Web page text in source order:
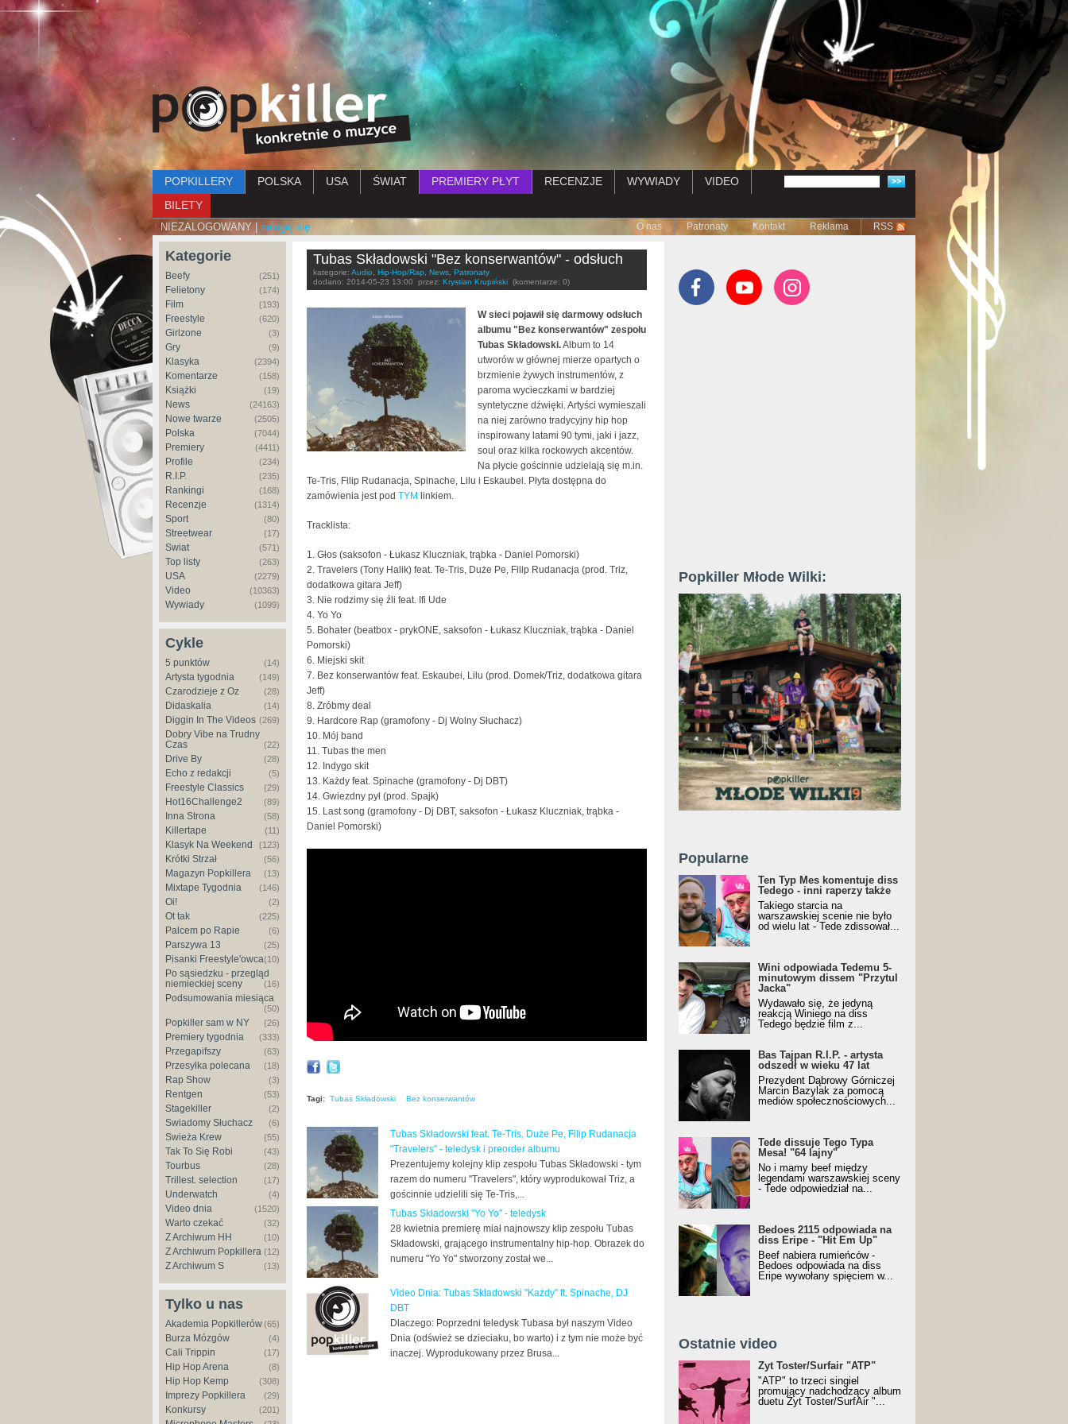
Przejdź do treści
Menu główne
POPKILLERY POLSKA USA ŚWIAT PREMIERY PŁYT RECENZJE WYWIADY
VIDEO
BILETY
NIEZALOGOWANY | zaloguj się Submenu
O nas Patronaty Kontakt Reklama RSS
Kategorie
Beefy (251)
Felietony (174)
Film (193)
Freestyle (620)
Girlzone (3)
Gry (9)
Klasyka (2394)
Komentarze (158)
Książki (19)
News (24163)
Nowe twarze (2505)
Polska (7044)
Premiery (4411)
Profile (234)
R.I.P. (235)
Rankingi (168)
Recenzje (1314)
Sport (80)
Streetwear (17)
Świat (571)
Top listy (263)
USA (2279)
Video (10363)
Wywiady (1099)
Cykle
5 punktów (14)
Artysta tygodnia (149)
Czarodzieje z Oz (28)
Didaskalia (14)
Diggin In The Videos (269)
Dobry Vibe na Trudny
Czas
(22)
Drive By (28)
Echo z redakcji (5)
Freestyle Classics (29)
Hot16Challenge2 (89)
Inna Strona (58)
Killertape (11)
Klasyk Na Weekend (123)
Krótki Strzał (56)
Magazyn Popkillera (13)
Mixtape Tygodnia (146)
Oi! (2)
Ot tak (225)
Palcem po Rapie (6)
Parszywa 13 (25)
Pisanki Freestyle'owca(10)
Po sąsiedzku - przegląd
niemieckiej sceny
(16)
Podsumowania miesiąca
(50)
Popkiller sam w NY (26)
Premiery tygodnia (333)
Przegapifszy (63)
Przesyłka polecana (18)
Rap Show (3)
Rentgen (53)
Stagekiller (2)
Świadomy Słuchacz (6)
Świeża Krew (55)
Tak To Się Robi (43)
Tourbus (28)
Trillest. selection (17)
Underwatch (4)
Video dnia (1520)
Warto czekać (32)
Z Archiwum HH (10)
Z Archiwum Popkillera (12)
Z Archiwum S (13)
Tylko u nas
Akademia Popkillerów(65)
Burza Mózgów (4)
Cali Trippin (17)
Hip Hop Arena (8)
Hip Hop Kemp (308)
Imprezy Popkillera (29)
Konkursy (201)
Tubas Składowski "Bez konserwantów" - odsłuch
kategorie: Audio Hip-Hop/Rap News Patronaty
dodano: 2014-05-23 13:00 przez: Krystian Krupiński (komentarze: 0)
W sieci pojawił się darmowy odsłuch
albumu "Bez konserwantów" zespołu
Tubas Składowski.Album to 14
utworów w głównej mierze opartych o
brzmienie żywych instrumentów, z
paroma wycieczkami w bardziej
syntetyczne dźwięki. Artyści wymieszali
na niej zarówno tradycyjny hip hop
inspirowany latami 90 tymi, jaki i jazz,
soul oraz kilka rockowych akcentów.
Na płycie gościnnie udzielają się m.in.
Te-Tris, Filip Rudanacja, Spinache, Lilu i Eskaubei. Płyta dostępna do
zamówienia jest pod TYM linkiem.
Tracklista:
1. Głos (saksofon - Łukasz Kluczniak, trąbka - Daniel Pomorski)
2. Travelers (Tony Halik) feat. Te-Tris, Duże Pe, Filip Rudanacja (prod. Triz,
dodatkowa gitara Jeff)
3. Nie rodzimy się źli feat. Ifi Ude
4. Yo Yo
5. Bohater (beatbox - prykONE, saksofon - Łukasz Kluczniak, trąbka - Daniel
Pomorski)
6. Miejski skit
7. Bez konserwantów feat. Eskaubei, Lilu (prod. Domek/Triz, dodatkowa gitara
Jeff)
8. Zróbmy deal
9. Hardcore Rap (gramofony - Dj Wolny Słuchacz)
10. Mój band
11. Tubas the men
12. Indygo skit
13. Każdy feat. Spinache (gramofony - Dj DBT)
14. Gwiezdny pył (prod. Spajk)
15. Last song (gramofony - Dj DBT, saksofon - Łukasz Kluczniak, trąbka -
Daniel Pomorski)
Tagi: Tubas Składowski Bez konserwantów
Tubas Składowski feat. Te-Tris, Duże Pe, Filip Rudanacja
"Travelers" - teledysk i preorder albumu
Prezentujemy kolejny klip zespołu Tubas Składowski - tym
razem do numeru "Travelers", który wyprodukował Triz, a
gościnnie udzielili się Te-Tris,...
Tubas Składowski "Yo Yo" - teledysk
28 kwietnia premierę miał najnowszy klip zespołu Tubas
Składowski, grającego instrumentalny hip-hop. Obrazek do
numeru "Yo Yo" stworzony został we...
Video Dnia: Tubas Składowski "Każdy" ft. Spinache, DJ
DBT
Dlaczego: Poprzedni teledysk Tubasa był naszym Video
Dnia (odśwież se dzieciaku, bo warto) i z tym nie może być
inaczej. Wyprodukowany przez Brusa...
Popkiller Młode Wilki:
Popularne
Ten Typ Mes komentuje diss
Tedego - inni raperzy także
Takiego starcia na
warszawskiej scenie nie było
od wielu lat - Tede zdissował...
Wini odpowiada Tedemu 5-
minutowym dissem "Przytul
Jacka"
Wydawało się, że jedyną
reakcją Winiego na diss
Tedego będzie film z...
Bas Tajpan R.I.P. - artysta
odszedł w wieku 47 lat
Prezydent Dąbrowy Górniczej
Marcin Bazylak za pomocą
mediów społecznościowych...
Tede dissuje Tego Typa
Mesa! "64 lajny"
No i mamy beef między
legendami warszawskiej sceny
- Tede odpowiedział na...
Bedoes 2115 odpowiada na
diss Eripe - "Hit Em Up"
Beef nabiera rumieńców -
Bedoes odpowiada na diss
Eripe wywołany spięciem w...
Ostatnie video
Żyt Toster/SurfAir - ATP VIDEO
Żyt Toster/Surfair "ATP"
"ATP" to trzeci singiel
promujący nadchodzący album
duetu Żyt Toster/SurfAir "...